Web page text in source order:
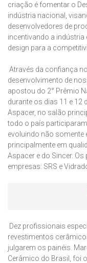
criação é fomentar o
indústria nacional,
desenvolvedores de
incentivando a
design para a
Através da confiança
desenvolvimento de
apostou do 2° Prêmio
durante os dias 11 e 12
Aspacer, no salão
todo o país
evoluindo não somente
principalmente em
Aspacer e do Sincer.
empresas: SRS e
Dez profissionais
revestimentos
julgarem os painéis.
Cerâmico do Brasil, foi